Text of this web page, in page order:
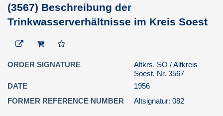
Verwaltungsverfahren
0131 Verwaltungsgerichtsbarkeit
Presse, Strukturdaten
0141 Gemeindliche Neugliederung,
Kreisneugliederung Soest/Lippstadt
(3567) Beschreibung der
Trinkwasserverhältnisse im Kreis Soest
ORDER SIGNATURE
Altkrs. SO / Altkreis
Soest, Nr. 3567
DATE
1956
FORMER REFERENCE NUMBER
Altsignatur: 082